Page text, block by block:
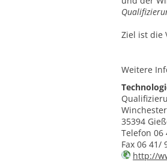
Ziel ist die
Weitere
35394
Telefon 06
Fax 06 41/
http://